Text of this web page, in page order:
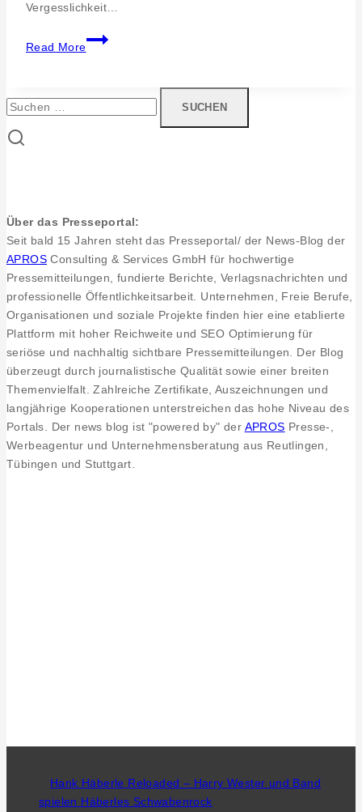
Vergesslichkeit…
Read More
APROS
Projektmanagement.
Suchen
nach:
Über das Presseportal:
Seit bald 15 Jahren steht das Presseportal/ der News-Blog der
APROS Consulting & Services GmbH für hochwertige
Pressemitteilungen, fundierte Berichte, Verlagsnachrichten und
professionelle Öffentlichkeitsarbeit. Unternehmen, Freie Berufe,
Organisationen und soziale Projekte finden hier eine etablierte
Plattform mit hoher Reichweite und SEO Optimierung für
seriöse und nachhaltig sichtbare Pressemitteilungen. Der Blog
überzeugt durch journalistische Qualität sowie einer breiten
Themenvielfalt. Zahlreiche Zertifikate, Auszeichnungen und
langjährige Kooperationen unterstreichen das hohe Niveau des
Portals. Der news blog ist "powered by" der APROS Presse-,
Werbeagentur und Unternehmensberatung aus Reutlingen,
Tübingen und Stuttgart.
Hank Häberle Reloaded – Harry Wester und Band
spielen Häberles Schwabenrock